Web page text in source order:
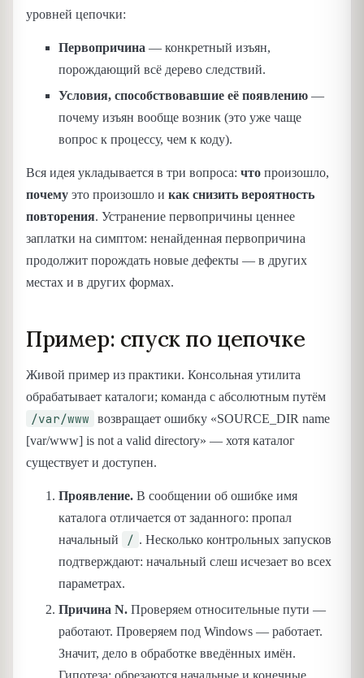
уровней цепочки:
Первопричина — конкретный изъян,
порождающий всё дерево следствий.
Условия, способствовавшие её появлению —
почему изъян вообще возник (это уже чаще
вопрос к процессу, чем к коду).
Вся идея укладывается в три вопроса: что произошло,
почему это произошло и как снизить вероятность
повторения. Устранение первопричины ценнее
заплатки на симптом: ненайденная первопричина
продолжит порождать новые дефекты — в других
местах и в других формах.
Пример: спуск по цепочке
Живой пример из практики. Консольная утилита
обрабатывает каталоги; команда с абсолютным путём
/var/www
возвращает ошибку «SOURCE_DIR name
[var/www] is not a valid directory» — хотя каталог
существует и доступен.
Проявление. В сообщении об ошибке имя
каталога отличается от заданного: пропал
начальный
/ . Несколько контрольных запусков
подтверждают: начальный слеш исчезает во всех
параметрах.
Причина N. Проверяем относительные пути —
работают. Проверяем под Windows — работает.
Значит, дело в обработке введённых имён.
Гипотеза: обрезаются начальные и конечные